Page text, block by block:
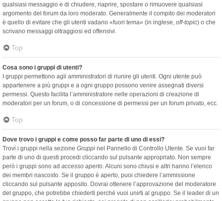
qualsiasi messaggio e di chiudere, riaprire, spostare o rimuovere qualsiasi
argomento del forum da loro moderato. Generalmente il compito dei moderatori
è quello di evitare che gli utenti vadano «fuori tema» (in inglese, off-topic) o che
scrivano messaggi oltraggiosi ed offensivi.
Top
Cosa sono i gruppi di utenti?
I gruppi permettono agli amministratori di riunire gli utenti. Ogni utente può
appartenere a più gruppi e a ogni gruppo possono venire assegnati diversi
permessi. Questo facilita l’amministratore nelle operazioni di creazione di
moderatori per un forum, o di concessione di permessi per un forum privato, ecc.
Top
Dove trovo i gruppi e come posso far parte di uno di essi?
Trovi i gruppi nella sezione Gruppi nel Pannello di Controllo Utente. Se vuoi far
parte di uno di questi procedi cliccando sul pulsante appropriato. Non sempre
però i gruppi sono ad accesso aperto. Alcuni sono chiusi e altri hanno l’elenco
dei membri nascosto. Se il gruppo è aperto, puoi chiedere l’ammissione
cliccando sul pulsante apposito. Dovrai ottenere l’approvazione del moderatore
del gruppo, che potrebbe chiederti perché vuoi unirti al gruppo. Se il leader di un